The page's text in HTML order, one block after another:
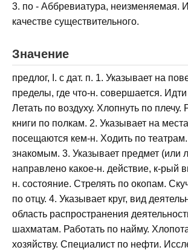
3. по - Аббревиатура, неизменяемая.
качестве существительного.
Значение
предлог, I. с дат. п. 1. Указывает на
пределы, где что-н. совершается.
Летать по воздуху. Хлопнуть по плечу.
книги по полкам. 2. Указывает на
посещаются кем-н. Ходить по
знакомым. 3. Указывает предмет (или
направлено какое-н. действие, к-рый
н. состояние. Стрелять по окопам.
по отцу. 4. Указывает круг, вид
область распространения
шахматам. Работать по найму.
хозяйству. Специалист по нефти.